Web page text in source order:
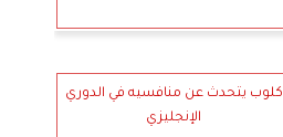
كلوب يتحدث عن منافسيه في الدوري
الإنجليزي